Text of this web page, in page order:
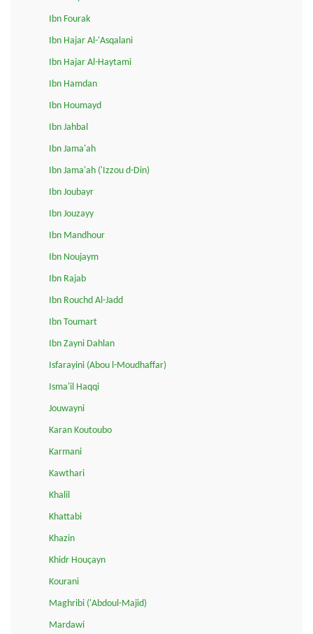
Ibn Fourak
Ibn Hajar Al-'Asqalani
Ibn Hajar Al-Haytami
Ibn Hamdan
Ibn Houmayd
Ibn Jahbal
Ibn Jama'ah
Ibn Jama'ah ('Izzou d-Din)
Ibn Joubayr
Ibn Jouzayy
Ibn Mandhour
Ibn Noujaym
Ibn Rajab
Ibn Rouchd Al-Jadd
Ibn Toumart
Ibn Zayni Dahlan
Isfarayini (Abou l-Moudhaffar)
Isma'il Haqqi
Jouwayni
Karan Koutoubo
Karmani
Kawthari
Khalil
Khattabi
Khazin
Khidr Houçayn
Kourani
Maghribi ('Abdoul-Majid)
Mardawi